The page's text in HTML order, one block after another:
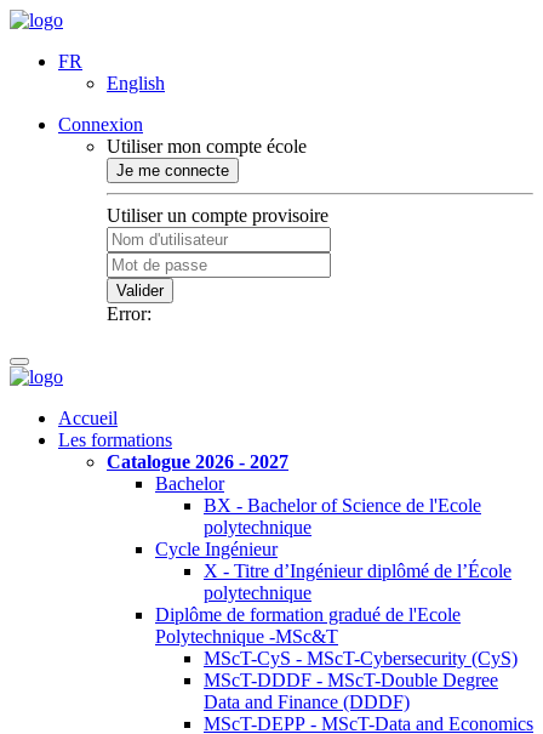
FR
English
Connexion
Utiliser mon compte école
Je me connecte
Utiliser un compte provisoire
Valider
Error:
Accueil
Les formations
Catalogue 2026 - 2027
Bachelor
BX - Bachelor of Science de l'Ecole
polytechnique
Cycle Ingénieur
X - Titre d’Ingénieur diplômé de l’École
polytechnique
Diplôme de formation gradué de l'Ecole
Polytechnique -MSc&T
MScT-CyS - MScT-Cybersecurity (CyS)
MScT-DDDF - MScT-Double Degree
Data and Finance (DDDF)
MScT-DEPP - MScT-Data and Economics